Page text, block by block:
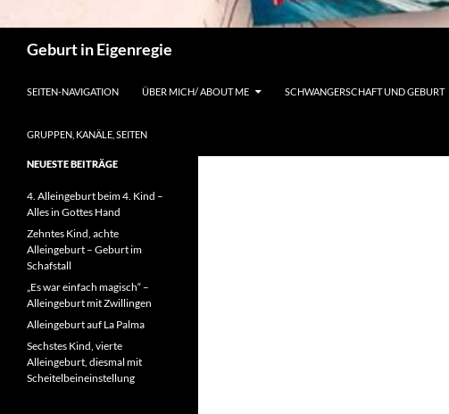
Geburt in Eigenregie
SEITEN-NAVIGATION ÜBER MICH/ ABOUT ME SCHWANGERSCHAFT UND GEBURT
GRUPPEN, KANÄLE, SEITEN
NEUESTE BEITRÄGE
4. Alleingeburt beim 4. Kind –
Alles in Gottes Hand
Zehntes Kind, achte
Alleingeburt – Geburt im
Schafstall
„Es war einfach magisch“ –
Alleingeburt mit Zwillingen
Alleingeburt auf La Palma
Sechstes Kind, vierte
Alleingeburt, diesmal mit
Scheitelbeineinstellung